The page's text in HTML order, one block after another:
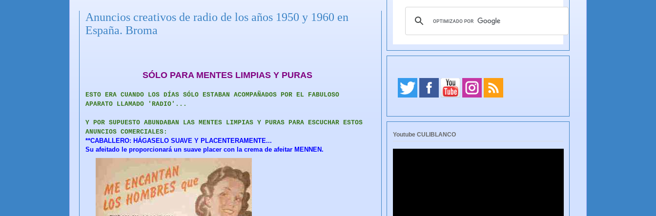
Anuncios creativos de radio de los años 1950 y 1960 en
España. Broma
SÓLO PARA MENTES LIMPIAS Y PURAS
ESTO ERA CUANDO LOS DÍAS SÓLO ESTABAN ACOMPAÑADOS POR EL FABULOSO
APARATO LLAMADO 'RADIO'...
Y POR SUPUESTO ABUNDABAN LAS MENTES LIMPIAS Y PURAS PARA ESCUCHAR ESTOS
ANUNCIOS COMERCIALES:
**CABALLERO: HÁGASELO SUAVE Y PLACENTERAMENTE...
Su afeitado le proporcionará un suave placer con la crema de afeitar MENNEN.
Youtube CULIBLANCO